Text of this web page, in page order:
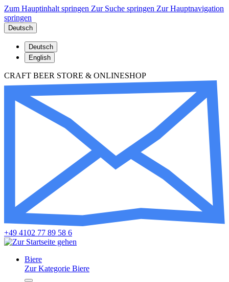
Zum Hauptinhalt springen Zur Suche springen Zur Hauptnavigation
springen
Deutsch
Deutsch
English
CRAFT BEER STORE & ONLINESHOP
+49 4102 77 89 58 6
Biere
Zur Kategorie Biere